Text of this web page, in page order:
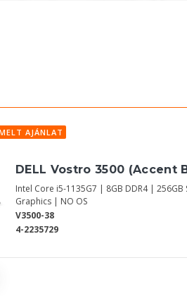
AJÁNLAT
DELL Vostro 3500 (Accent
Intel Core i5-1135G7 | 8GB DDR4 |
Graphics | NO OS
V3500-38
4-2235729